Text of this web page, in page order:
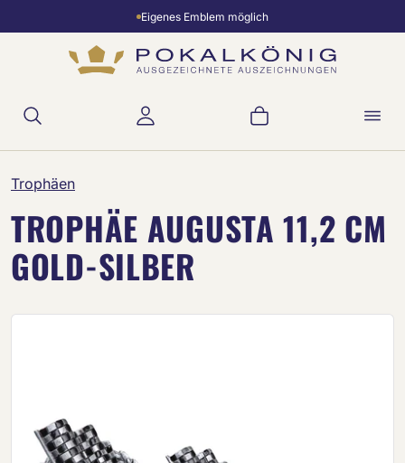
Zum Hauptinhalt springenEigenes Emblem möglich
Warenkorb
Trophäen
TROPHÄE AUGUSTA 11,2 CM
GOLD-SILBER